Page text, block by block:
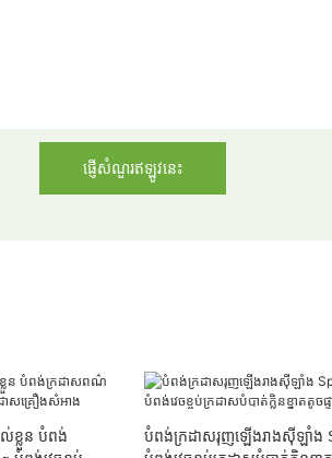
ផ្ញើសំណួរឥឡូវនេះ
ល់ខ្លួន បំពង់
បំពង់ក្រដាសរុញឡើងរាងស៊ីឡាំង